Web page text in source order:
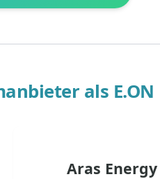
als E.ON
Aras Energy